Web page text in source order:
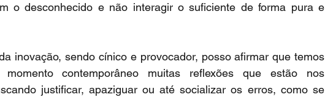
o desconhecido e não interagir o suficiente de forma pura e
inovação, sendo cínico e provocador, posso afirmar que temos
contemporâneo muitas reflexões que estão nos
justificar, apaziguar ou até socializar os erros, como se